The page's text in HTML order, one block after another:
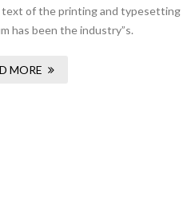
text of the printing and typesetting
has been the industry”s.
MORE